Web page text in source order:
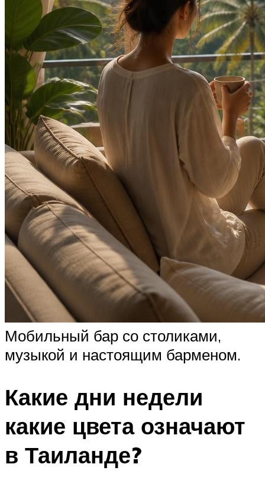
Мобильный бар со столиками,
музыкой и настоящим барменом.
Какие дни недели
какие цвета означают
в Таиланде?